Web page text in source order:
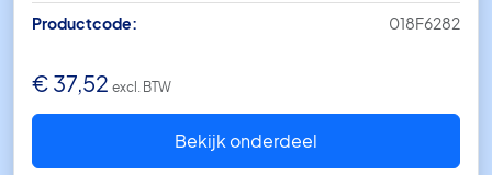
Productcode: 018F6282
€ 37,52 excl. BTW
Bekijk onderdeel